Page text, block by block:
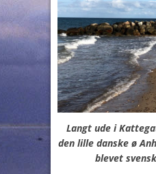
Langt ude i
den lille danske ø
blevet